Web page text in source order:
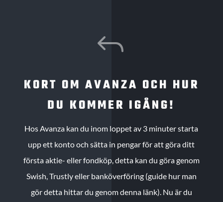
J
KORT OM AVANZA OCH HUR
DU KOMMER IGÅNG!
Hos Avanza kan du inom loppet av 3 minuter starta
upp ett konto och sätta in pengar för att göra ditt
första aktie- eller fondköp, detta kan du göra genom
Swish, Trustly eller banköverföring (guide hur man
gör detta hittar du genom denna länk). Nu är du